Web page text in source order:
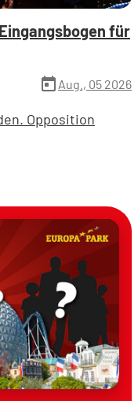
für
today Aug., 05 2026
Opposition